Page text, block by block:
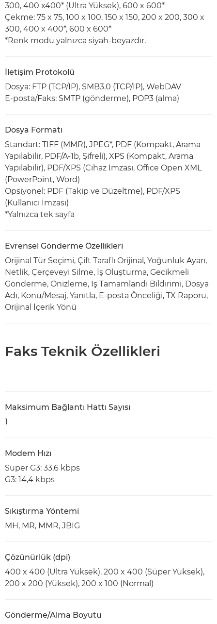
300, 400 x400* (Ultra Yüksek), 600 x 600*
Çekme: 75 x 75, 100 x 100, 150 x 150, 200 x 200, 300 x
300, 400 x 400*, 600 x 600*
*Renk modu yalnızca siyah-beyazdır.
İletişim Protokolü
Dosya: FTP (TCP/IP), SMB3.0 (TCP/IP), WebDAV
E-posta/Faks: SMTP (gönderme), POP3 (alma)
Dosya Formatı
Standart: TIFF (MMR), JPEG*, PDF (Kompakt, Arama
Yapılabilir, PDF/A-1b, Şifreli), XPS (Kompakt, Arama
Yapılabilir), PDF/XPS (Cihaz İmzası, Office Open XML
(PowerPoint, Word)
Opsiyonel: PDF (Takip ve Düzeltme), PDF/XPS
(Kullanıcı İmzası)
*Yalnızca tek sayfa
Evrensel Gönderme Özellikleri
Orijinal Tür Seçimi, Çift Taraflı Orijinal, Yoğunluk Ayarı,
Netlik, Çerçeveyi Silme, İş Oluşturma, Gecikmeli
Gönderme, Önizleme, İş Tamamlandı Bildirimi, Dosya
Adı, Konu/Mesaj, Yanıtla, E-posta Önceliği, TX Raporu,
Orijinal İçerik Yönü
Faks Teknik Özellikleri
Maksimum Bağlantı Hattı Sayısı
1
Modem Hızı
Super G3: 33,6 kbps
G3: 14,4 kbps
Sıkıştırma Yöntemi
MH, MR, MMR, JBIG
Çözünürlük (dpi)
400 x 400 (Ultra Yüksek), 200 x 400 (Süper Yüksek),
200 x 200 (Yüksek), 200 x 100 (Normal)
Gönderme/Alma Boyutu